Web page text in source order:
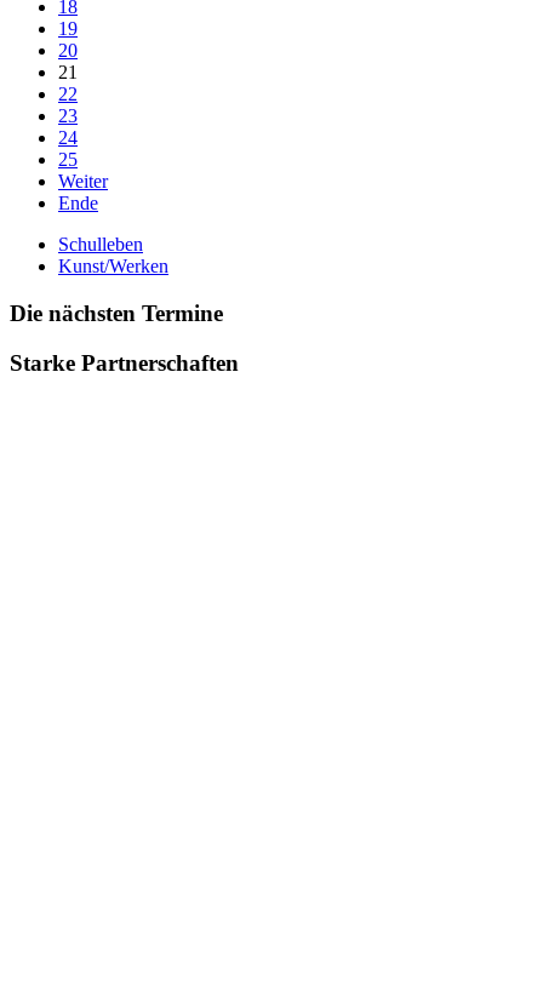
18
19
20
21
22
23
24
25
Weiter
Ende
Schulleben
Kunst/Werken
Die nächsten Termine
Starke Partnerschaften